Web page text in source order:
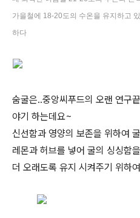
가을철에 18-20도의 수온을 유지하고
하다
숨굴은..중앙씨푸드의 오랜 연구
야기 하는데요~
신선함과 영양의 보존을 위하여
레몬과 허브를 넣어 굴의 싱싱함을
더 오래도록 유지 시켜주기 위하